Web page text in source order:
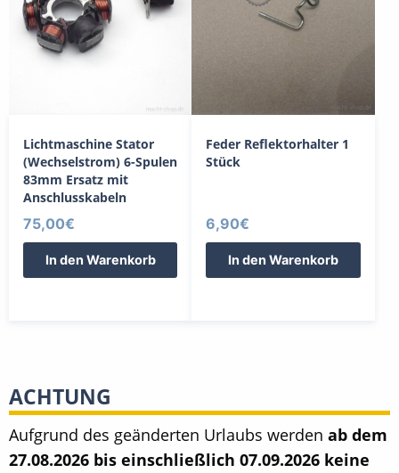
Lichtmaschine Stator
(Wechselstrom) 6-Spulen
83mm Ersatz mit
Anschlusskabeln
75,00€
In den Warenkorb
Feder Reflektorhalter 1
Stück
6,90€
In den Warenkorb
ACHTUNG
Aufgrund des geänderten Urlaubs werden ab dem
27.08.2026 bis einschließlich 07.09.2026 keine